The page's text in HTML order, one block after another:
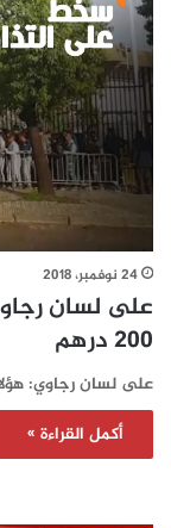
24 نوفمبر، 2018
على لسان
200 درهم
على لسان رجاوي: هؤلاء
أكمل القراءة »